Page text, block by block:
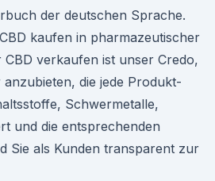
der deutschen Sprache.
kaufen in pharmazeutischer
CBD verkaufen ist unser Credo,
die jede Produkt-
Schwermetalle,
und die entsprechenden
Sie als Kunden transparent zur